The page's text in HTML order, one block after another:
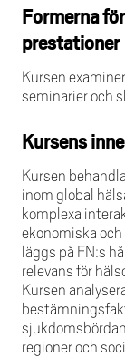
Formerna
prestationer
Kursen
seminarier och
Kursens
Kursen
inom global
komplexa
ekonomiska
läggs på FN:s
relevans för
Kursen
regioner och